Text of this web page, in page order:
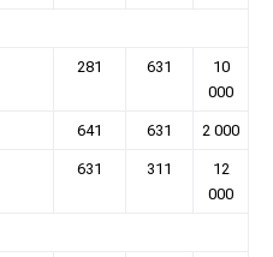
281 631
10
000
641 631 2 000
631 311
12
000